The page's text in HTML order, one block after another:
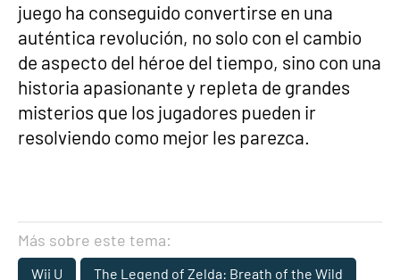
juego ha conseguido convertirse en una
auténtica revolución, no solo con el cambio
de aspecto del héroe del tiempo, sino con una
historia apasionante y repleta de grandes
misterios que los jugadores pueden ir
resolviendo como mejor les parezca.
Más sobre este tema:
Wii U The Legend of Zelda: Breath of the Wild